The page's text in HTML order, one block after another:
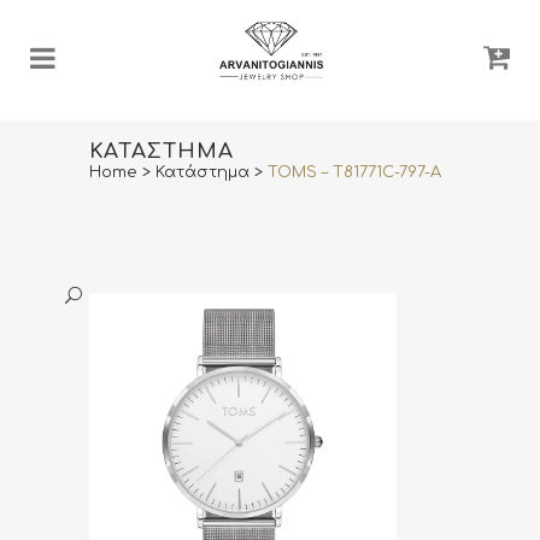
ΚΑΤΆΣΤΗΜΑ
Home > Κατάστημα > TOMS – T81771C-797-A